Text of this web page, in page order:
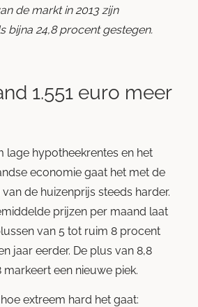
de markt in 2013 zijn
bijna 24,8 procent gestegen.
1.551 euro meer
lage hypotheekrentes en het
economie gaat het met de
de huizenprijs steeds harder.
prijzen per maand laat
van 5 tot ruim 8 procent
jaar eerder. De plus van 8,8
een nieuwe piek.
extreem hard het gaat: